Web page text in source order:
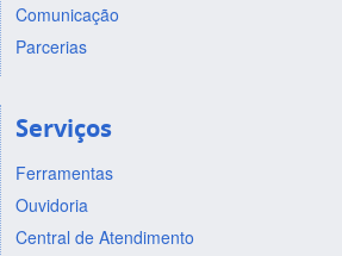
Comunicação
Parcerias
Serviços
Ferramentas
Ouvidoria
Central de Atendimento